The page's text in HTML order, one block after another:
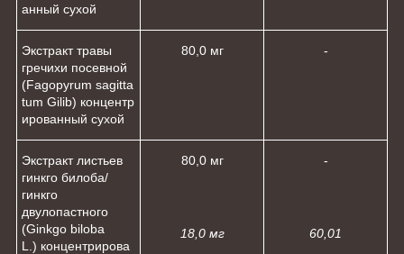
анный сухой
Экстракт травы
гречихи посевной
(Fagopyrum sagitta
tum Gilib) концентр
ированный сухой
80,0 мг -
Экстракт листьев
гинкго билоба/
гинкго
двулопастного
(Ginkgo biloba
L.) концентрирова
80,0 мг
18,0 мг
-
60,01